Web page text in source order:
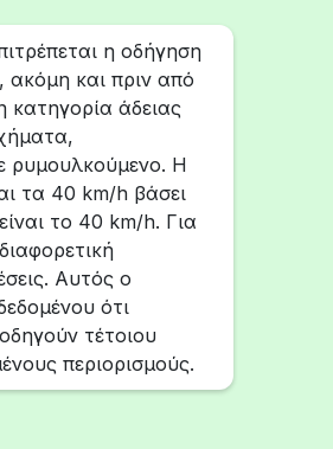
η οδήγηση
και πριν από
άδειας
ρυμουλκούμενο. Η
τα 40 km/h βάσει
το 40 km/h. Για
Αυτός ο
ότι
τέτοιου
περιορισμούς.